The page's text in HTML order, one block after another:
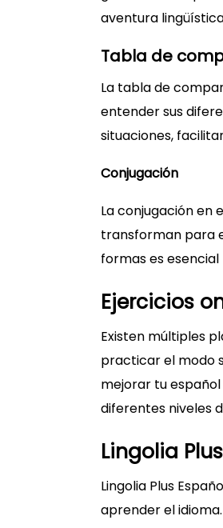
aventura
Tabla de
La tabla de
entender sus
situaciones,
Conjugación
La conjugación en
transforman para
formas es
Ejercicios
Existen múltiples
practicar el modo
mejorar tu
diferentes niveles
Lingolia
Lingolia Plus
aprender el